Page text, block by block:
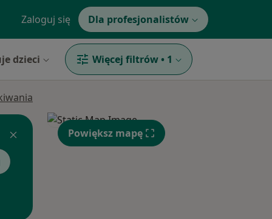
Zaloguj się Dla profesjonalistów
dzieci Więcej filtrów • 1
Powiększ mapę